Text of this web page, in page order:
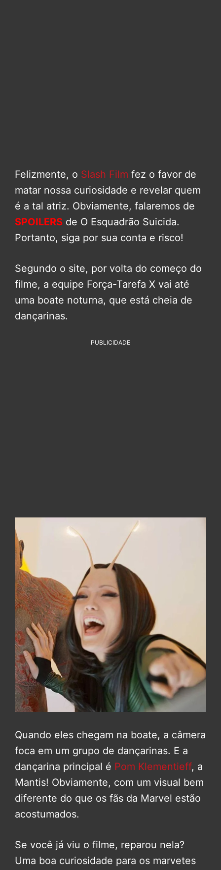
Felizmente, o Slash Film fez o favor de
matar nossa curiosidade e revelar quem
é a tal atriz. Obviamente, falaremos de
SPOILERS de O Esquadrão Suicida.
Portanto, siga por sua conta e risco!
Segundo o site, por volta do começo do
filme, a equipe Força-Tarefa X vai até
uma boate noturna, que está cheia de
dançarinas.
PUBLICIDADE
Quando eles chegam na boate, a câmera
foca em um grupo de dançarinas. E a
dançarina principal é Pom Klementieff, a
Mantis! Obviamente, com um visual bem
diferente do que os fãs da Marvel estão
acostumados.
Se você já viu o filme, reparou nela?
Uma boa curiosidade para os marvetes